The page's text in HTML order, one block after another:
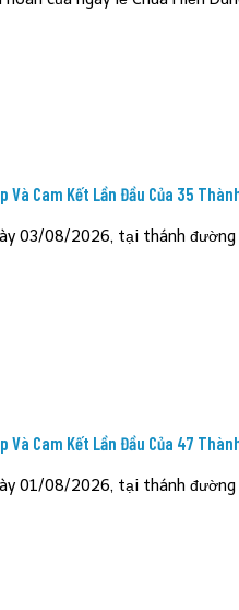
Và Cam Kết Lần Đầu Của 35
03/08/2026, tại thánh đường
Và Cam Kết Lần Đầu Của 47
01/08/2026, tại thánh đường